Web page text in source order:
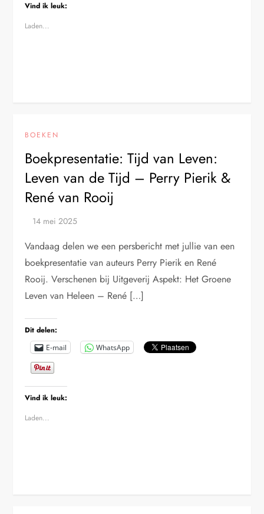
Vind ik leuk:
Laden...
BOEKEN
Boekpresentatie: Tijd van Leven:
Leven van de Tijd – Perry Pierik &
René van Rooij
Vandaag delen we een persbericht met jullie van een
boekpresentatie van auteurs Perry Pierik en René
Rooij. Verschenen bij Uitgeverij Aspekt: Het Groene
Leven van Heleen – René […]
Dit delen:
E-mail WhatsApp
Vind ik leuk:
Laden...